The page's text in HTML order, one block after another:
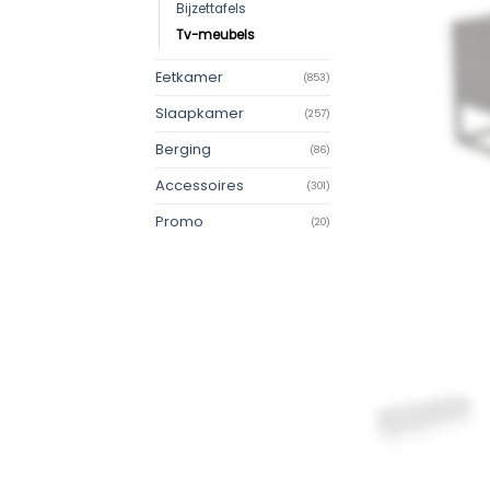
Bijzettafels
Tv-meubels
Eetkamer (853)
Slaapkamer (257)
Berging (86)
Accessoires (301)
Promo (20)